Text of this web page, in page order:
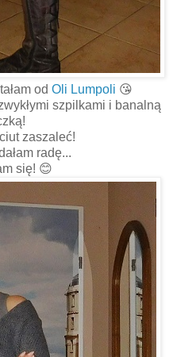
od Oli Lumpoli 😘
szpilkami i banalną
zaszaleć!
radę...
się! 😊